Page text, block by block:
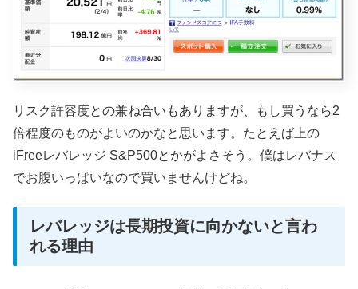
リスク許容度との兼ね合いもありますが、もし買うなら2
倍程度のものがよいのかなと思います。たとえば上の
iFreeレバレッジ S&P500とかがよさそう。僕はレバナス
でお腹いっぱいなので買いませんけどね。
レバレッジは長期投資に向かないと言わ
れる理由